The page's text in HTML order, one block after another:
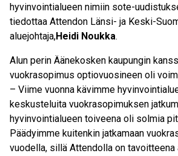
hyvinvointialueen nimiin sote-
tiedottaa Attendon Länsi- ja Keski-
aluejohtaja,Heidi Noukka.
Alun perin Äänekosken kaupungin
vuokrasopimus optiovuosineen oli
– Viime vuonna kävimme
keskusteluita vuokrasopimuksen
hyvinvointialueen toiveena oli solmia
Päädyimme kuitenkin jatkamaan
vuodella, sillä Attendolla on tavoitteena